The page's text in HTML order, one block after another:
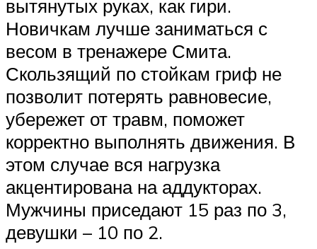
вытянутых руках, как гири.
Новичкам лучше заниматься с
весом в тренажере Смита.
Скользящий по стойкам гриф не
позволит потерять равновесие,
убережет от травм, поможет
корректно выполнять движения. В
этом случае вся нагрузка
акцентирована на аддукторах.
Мужчины приседают 15 раз по 3,
девушки – 10 по 2.